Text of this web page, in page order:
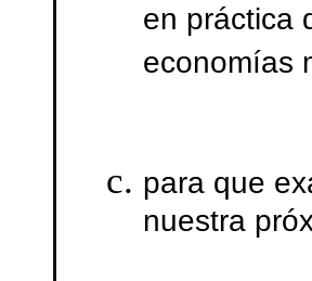
en práctica
economías
para que
nuestra